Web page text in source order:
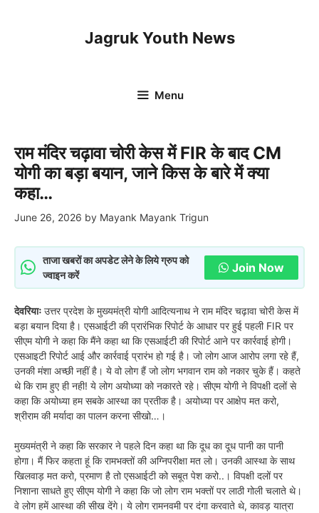
Jagruk Youth News
Menu
राम मंदिर चढ़ावा चोरी केस में FIR के बाद CM
योगी का बड़ा बयान, जाने किस के बारे में क्या
कहा…
June 26, 2026 by Mayank Mayank Trigun
ताजा खबरों का अपडेट लेने के लिये ग्रुप को
ज्वाइन करें
Join Now
देवरियाः उत्तर प्रदेश के मुख्यमंत्री योगी आदित्यनाथ ने राम मंदिर चढ़ावा चोरी केस में
बड़ा बयान दिया है। एसआईटी की प्रारंभिक रिपोर्ट के आधार पर हुई पहली FIR पर
सीएम योगी ने कहा कि मैंने कहा था कि एसआईटी की रिपोर्ट आने पर कार्रवाई होगी।
एसआइटी रिपोर्ट आई और कार्रवाई प्रारंभ हो गई है। जो लोग आज आरोप लगा रहे हैं,
उनकी मंशा अच्छी नहीं है। ये वो लोग हैं जो लोग भगवान राम को नकार चुके हैं। कहते
थे कि राम हुए ही नही! ये लोग अयोध्या को नकारते रहे। सीएम योगी ने विपक्षी दलों से
कहा कि अयोध्या हम सबके आस्था का प्रतीक है। अयोध्या पर आक्षेप मत करो,
श्रीराम की मर्यादा का पालन करना सीखो…।
मुख्यमंत्री ने कहा कि सरकार ने पहले दिन कहा था कि दूध का दूध पानी का पानी
होगा। मैं फिर कहता हूं कि रामभक्तों की अग्निपरीक्षा मत लो। उनकी आस्था के साथ
खिलवाड़ मत करो, प्रमाण है तो एसआईटी को सबूत पेश करो..। विपक्षी दलों पर
निशाना साधते हुए सीएम योगी ने कहा कि जो लोग राम भक्तों पर लाठी गोली चलाते थे।
वे लोग हमें आस्था की सीख देंगे। ये लोग रामनवमी पर दंगा करवाते थे, कावड़ यात्रा